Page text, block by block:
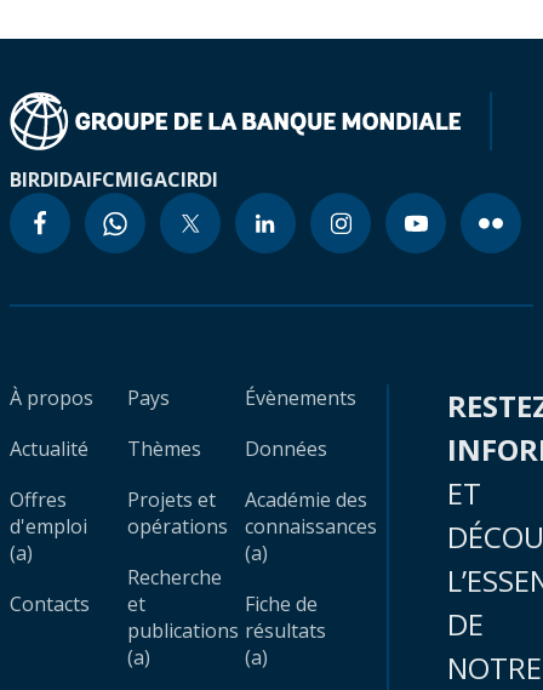
BIRDIDAIFCMIGACIRDI
À propos
Actualité
Offres
d'emploi
(a)
Contacts
Pays
Thèmes
Projets et
opérations
Recherche
et
publications
(a)
Évènements
Données
Académie des
connaissances
(a)
Fiche de
résultats
(a)
ET
DE
NOTRE